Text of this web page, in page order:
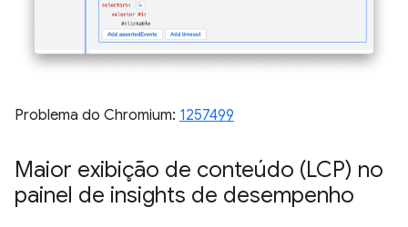
Problema do Chromium: 1257499
Maior exibição de conteúdo (LCP) no
painel de insights de desempenho